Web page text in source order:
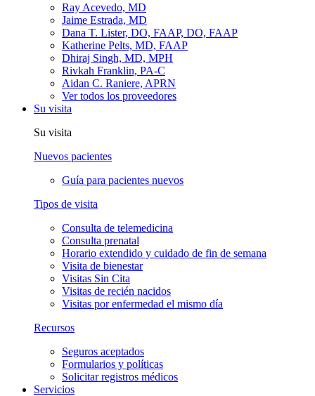
Ray Acevedo, MD
Jaime Estrada, MD
Dana T. Lister, DO, FAAP, DO, FAAP
Katherine Pelts, MD, FAAP
Dhiraj Singh, MD, MPH
Rivkah Franklin, PA-C
Aidan C. Raniere, APRN
Ver todos los proveedores
Su visita
Su visita
Nuevos pacientes
Guía para pacientes nuevos
Tipos de visita
Consulta de telemedicina
Consulta prenatal
Horario extendido y cuidado de fin de semana
Visita de bienestar
Visitas Sin Cita
Visitas de recién nacidos
Visitas por enfermedad el mismo día
Recursos
Seguros aceptados
Formularios y políticas
Solicitar registros médicos
Servicios